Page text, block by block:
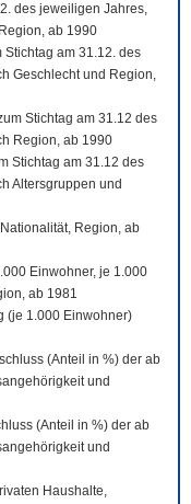
des jeweiligen Jahres,
ab 1990
Stichtag am 31.12. des
Geschlecht und Region,
Stichtag am 31.12 des
Region, ab 1990
Stichtag am 31.12 des
Altersgruppen und
Region, ab
Einwohner, je 1.000
ab 1981
(je 1.000 Einwohner)
(Anteil in %) der ab
und
(Anteil in %) der ab
und
Haushalte,